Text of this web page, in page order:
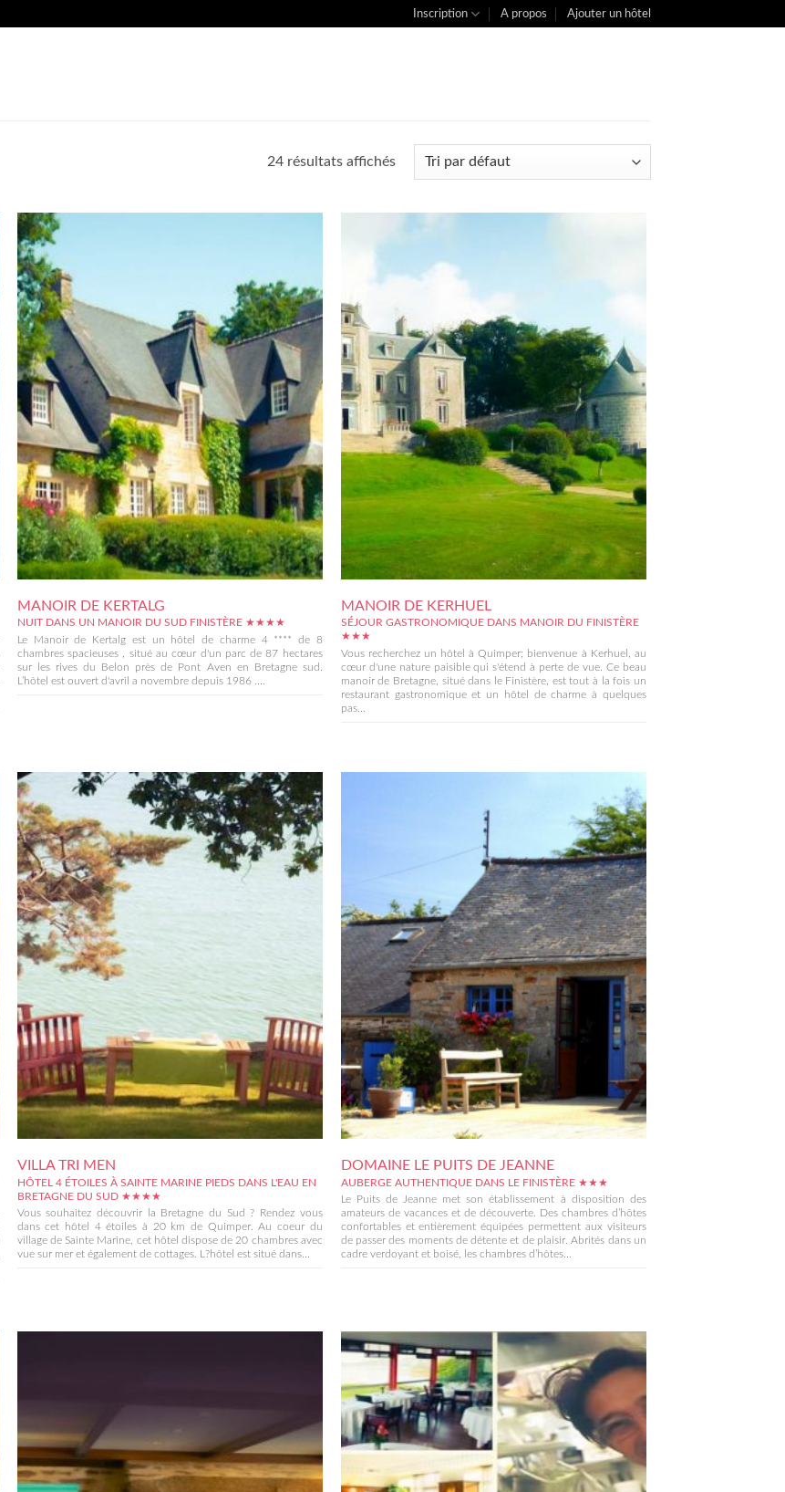
Inscription A propos Ajouter un hôtel
24 résultats affichés
MANOIR DE KERTALG
NUIT DANS UN MANOIR DU SUD FINISTÈRE ★★★★
Le Manoir de Kertalg est un hôtel de charme 4 **** de 8
chambres spacieuses , situé au cœur d'un parc de 87 hectares
sur les rives du Belon près de Pont Aven en Bretagne sud.
L’hôtel est ouvert d'avril a novembre depuis 1986 ....
MANOIR DE KERHUEL
SÉJOUR GASTRONOMIQUE DANS MANOIR DU FINISTÈRE
★★★
Vous recherchez un hôtel à Quimper; bienvenue à Kerhuel, au
cœur d'une nature paisible qui s'étend à perte de vue. Ce beau
manoir de Bretagne, situé dans le Finistère, est tout à la fois un
restaurant gastronomique et un hôtel de charme à quelques
pas...
VILLA TRI MEN
HÔTEL 4 ÉTOILES À SAINTE MARINE PIEDS DANS L'EAU EN
BRETAGNE DU SUD ★★★★
Vous souhaitez découvrir la Bretagne du Sud ? Rendez vous
dans cet hôtel 4 étoiles à 20 km de Quimper. Au coeur du
village de Sainte Marine, cet hôtel dispose de 20 chambres avec
vue sur mer et également de cottages. L?hôtel est situé dans...
DOMAINE LE PUITS DE JEANNE
AUBERGE AUTHENTIQUE DANS LE FINISTÈRE ★★★
Le Puits de Jeanne met son établissement à disposition des
amateurs de vacances et de découverte. Des chambres d’hôtes
confortables et entièrement équipées permettent aux visiteurs
de passer des moments de détente et de plaisir. Abrités dans un
cadre verdoyant et boisé, les chambres d’hôtes...